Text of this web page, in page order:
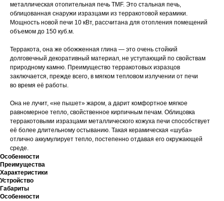
металлическая отопительная печь TMF. Это стальная печь,
облицованная снаружи изразцами из терракотовой керамики.
Мощность новой печи 10 кВт, рассчитана для отопления помещений
объемом до 150 куб.м.
Терракота, она же обожженная глина — это очень стойкий
долговечный декоративный материал, не уступающий по свойствам
природному камню. Преимущество терракотовых изразцов
заключается, прежде всего, в мягком тепловом излучении от печи
во время её работы.
Она не лучит, «не пышет» жаром, а дарит комфортное мягкое
равномерное тепло, свойственное кирпичным печам. Облицовка
терракотовыми изразцами металлического кожуха печи способствует
её более длительному остыванию. Такая керамическая «шуба»
отлично аккумулирует тепло, постепенно отдавая его окружающей
среде.
Особенности
Преимущества
Характеристики
Устройство
Габариты
Особенности